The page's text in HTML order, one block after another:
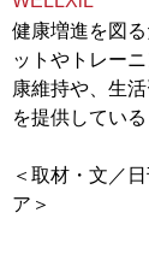
健康増進を図
ットやトレー
康維持や、生
を提供している
＜取材・文／
ア＞